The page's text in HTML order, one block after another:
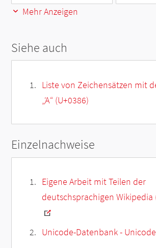
Mehr Anzeigen
Siehe auch
Liste von Zeichensätzen mit
„Ά“ (U+0386)
Einzelnachweise
Eigene Arbeit mit Teilen der
deutschsprachigen Wikipedia
Unicode-Datenbank -